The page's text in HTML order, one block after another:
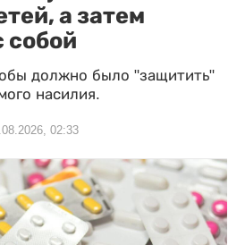
а затем
собой
должно было "защитить"
насилия.
02:33